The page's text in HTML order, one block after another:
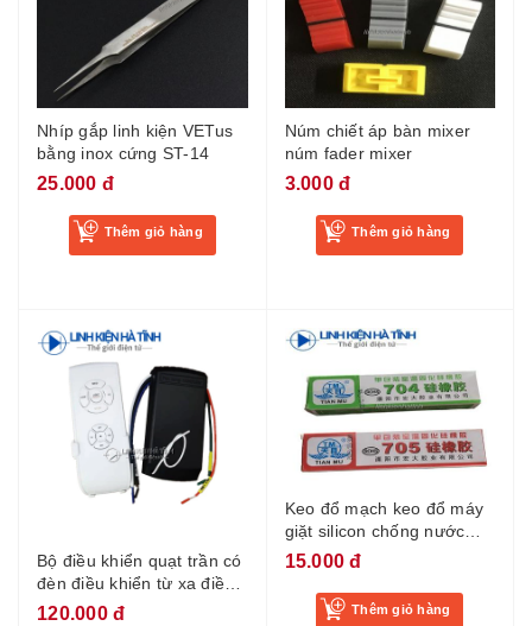
Nhíp gắp linh kiện VETus
bằng inox cứng ST-14
25.000 đ
Thêm giỏ hàng
Núm chiết áp bàn mixer
núm fader mixer
3.000 đ
Thêm giỏ hàng
Bộ điều khiển quạt trần có
đèn điều khiển từ xa điều
khiển thời gian tốc độ gió
120.000 đ
Keo đổ mạch keo đổ máy
giặt silicon chống nước
keo đổ mạch chống nước
15.000 đ
Thêm giỏ hàng